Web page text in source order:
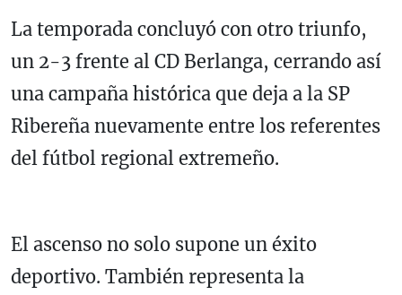
La temporada concluyó con otro triunfo,
un 2-3 frente al CD Berlanga, cerrando así
una campaña histórica que deja a la SP
Ribereña nuevamente entre los referentes
del fútbol regional extremeño.
El ascenso no solo supone un éxito
deportivo. También representa la